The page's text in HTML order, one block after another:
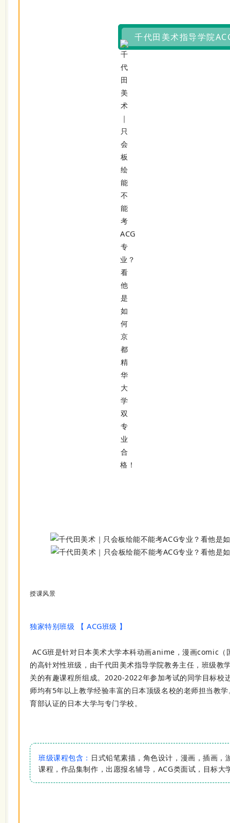
千代田美术指导学院
授课风景
独家特别班级 【 ACG班级 】
ACG班是针对日本美术大学本科动画anime，漫画comic
的高针对性班级，由千代田美术指导学院教务主任，班级教
关的有趣课程所组成。2020-2022年参加考试的同学目标校
师均有5年以上教学经验丰富的日本顶级名校的老师担当教
育部认证的日本大学与专门学校。
班级课程包含： 日式铅笔素描，角色设计，漫画，插画，
课程，作品集制作，出愿报名辅导，ACG类面试，目标大